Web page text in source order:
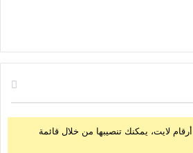
لايت، يمكنك تنصيبها من خلال قائمة